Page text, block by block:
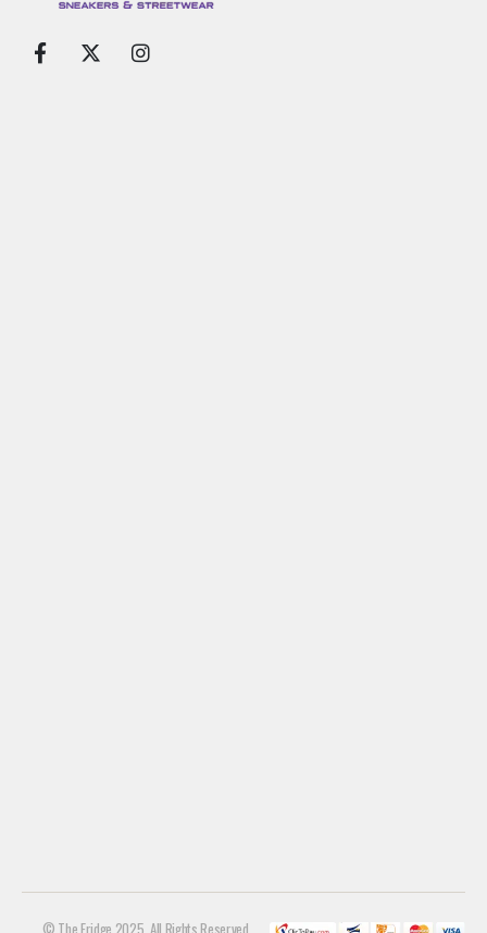
© The Fridge 2025. All Rights Reserved